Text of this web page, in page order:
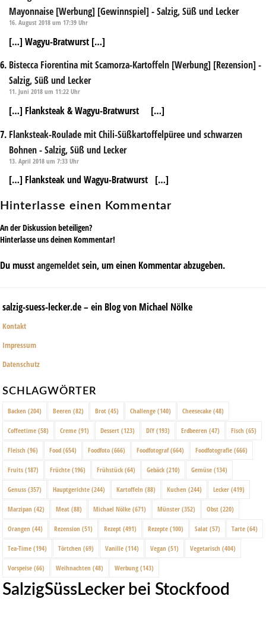
Mayonnaise [Werbung] [Gewinnspiel] - Salzig, Süß und Lecker
16. August 2018 um 17:39 Uhr
[…] Wagyu-Bratwurst […]
Bistecca Fiorentina mit Scamorza-Kartoffeln [Werbung] [Rezension] -
Salzig, Süß und Lecker
11. Juni 2018 um 11:22 Uhr
[…] Flanksteak & Wagyu-Bratwurst […]
Flanksteak-Roulade mit Chili-Süßkartoffelpüree und schwarzen
Bohnen - Salzig, Süß und Lecker
13. April 2018 um 7:33 Uhr
[…] Flanksteak und Wagyu-Bratwurst […]
Hinterlasse einen Kommentar
An der Diskussion beteiligen?
Hinterlasse uns deinen Kommentar!
Du musstangemeldetsein, um einen Kommentar abzugeben.
salzig-suess-lecker.de – ein Blog von Michael Nölke
Kontakt
Impressum
Datenschutz
SCHLAGWÖRTER
Backen (204) Beeren (82) Brot (45) Challenge (140) Cheesecake (48)
Coffeetime (58) Creme (91) Dessert (123) DIY (193) Erdbeeren (47) Fisch (65)
Fleisch (96) Food (654) Foodfoto (666) Foodfotograf(664) Foodfotografie (666)
Fruits (187) Früchte (196) Frühstück (64) Gebäck (210) Gemüse (134)
Genuss (357) Hauptgerichte (244) Kartoffeln (88) Kuchen (244) Lecker (419)
Marzipan (42) Meat (88) Michael Nölke (671) Münster (352) Obst (220)
Orangen (44) Rezension (51) Rezept (491) Rezepte (100) Salat (57) Tarte (64)
Tea-Time (194) Törtchen (69) Vanille (114) Vegan (51) Vegetarisch (404)
Vorspeise (66) Weihnachten (48) Werbung (143)
SalzigSüssLecker bei Stockfood